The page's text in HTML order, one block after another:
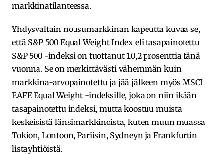
markkinatilanteessa.
Yhdysvaltain nousumarkkinan kapeutta kuvaa se,
että S&P 500 Equal Weight Index eli tasapainotettu
S&P 500 -indeksi on tuottanut 10,2 prosenttia tänä
vuonna. Se on merkittävästi vähemmän kuin
markkina-arvopainotettu ja jää jälkeen myös MSCI
EAFE Equal Weight -indeksille, joka on niin ikään
tasapainotettu indeksi, mutta koostuu muista
keskeisistä länsimarkkinoista, kuten muun muassa
Tokion, Lontoon, Pariisin, Sydneyn ja Frankfurtin
listayhtiöistä.